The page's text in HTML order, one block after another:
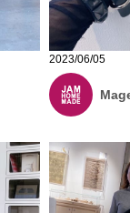
2023/06/05